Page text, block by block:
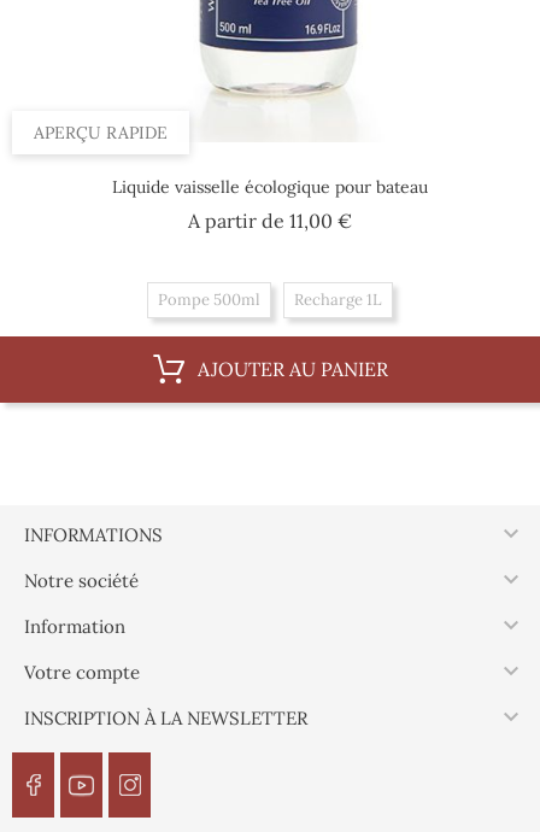
APERÇU RAPIDE
Liquide vaisselle écologique pour bateau
A partir de 11,00 €Prix
Pompe 500ml Recharge 1L
AJOUTER AU PANIER
INFORMATIONS 
Notre société 
Information 
Votre compte 
INSCRIPTION À LA NEWSLETTER 